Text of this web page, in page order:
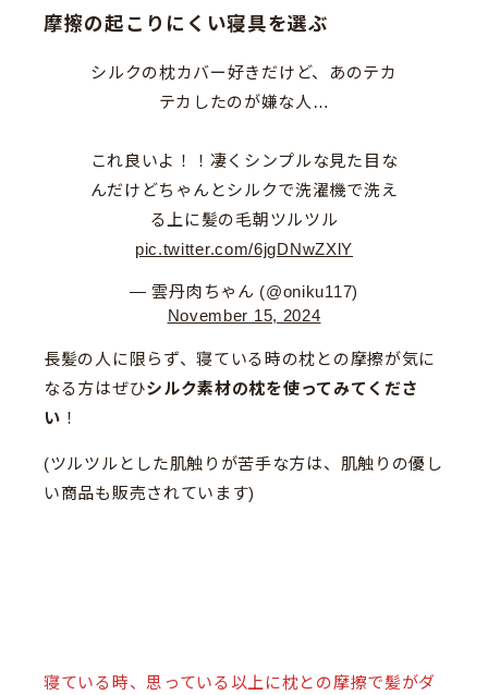
摩擦の起こりにくい寝具を選ぶ
シルクの枕カバー好きだけど、あのテカ
テカしたのが嫌な人…
これ良いよ！！凄くシンプルな見た目な
んだけどちゃんとシルクで洗濯機で洗え
る上に髪の毛朝ツルツル
pic.twitter.com/6jgDNwZXlY
— 雲丹肉ちゃん (@oniku117)
November 15, 2024
長髪の人に限らず、寝ている時の枕との摩擦が気に
なる方はぜひシルク素材の枕を使ってみてくださ
い ！
(ツルツルとした肌触りが苦手な方は、肌触りの優し
い商品も販売されています)
寝ている時、思っている以上に枕との摩擦で髪がダ